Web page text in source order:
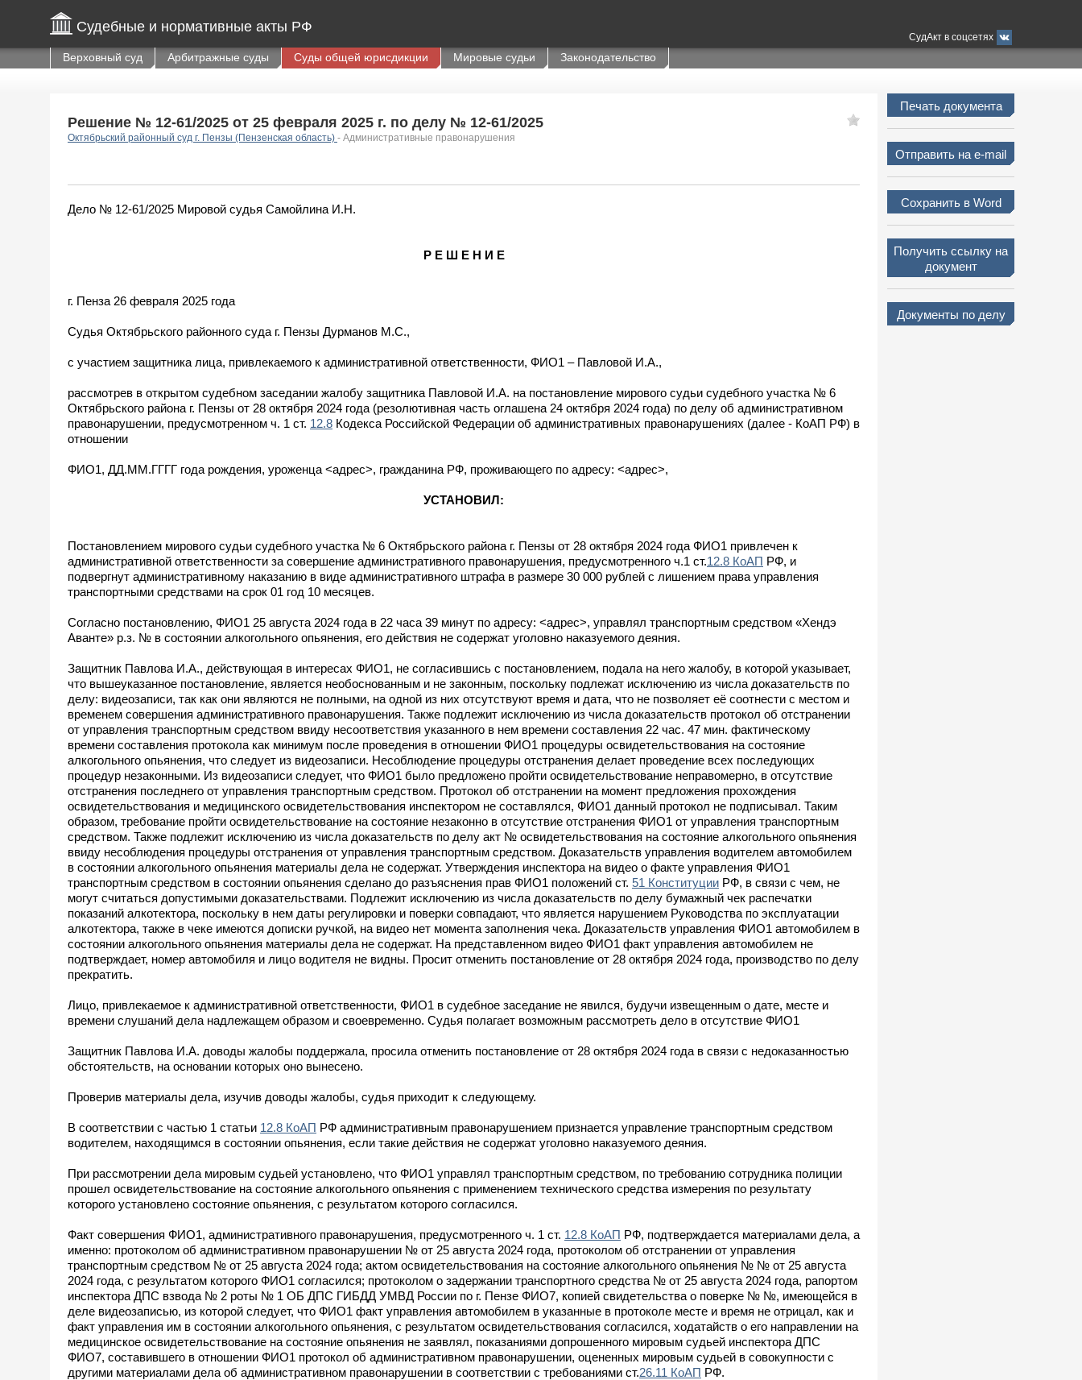
Судебные и нормативные акты РФ
СудАкт в соцсетях
Верховный суд Арбитражные суды Суды общей юрисдикции Мировые судьи Законодательство
Решение № 12-61/2025 от 25 февраля 2025 г. по делу № 12-61/2025
Октябрьский районный суд г. Пензы (Пензенская область) - Административные правонарушения
Дело № 12-61/2025 Мировой судья Самойлина И.Н.
Р Е Ш Е Н И Е
г. Пенза 26 февраля 2025 года
Судья Октябрьского районного суда г. Пензы Дурманов М.С.,
с участием защитника лица, привлекаемого к административной ответственности, ФИО1 – Павловой И.А.,
рассмотрев в открытом судебном заседании жалобу защитника Павловой И.А. на постановление мирового судьи судебного участка № 6
Октябрьского района г. Пензы от 28 октября 2024 года (резолютивная часть оглашена 24 октября 2024 года) по делу об административном
правонарушении, предусмотренном ч. 1 ст. 12.8 Кодекса Российской Федерации об административных правонарушениях (далее - КоАП РФ) в
отношении
ФИО1, ДД.ММ.ГГГГ года рождения, уроженца <адрес>, гражданина РФ, проживающего по адресу: <адрес>,
УСТАНОВИЛ:
Постановлением мирового судьи судебного участка № 6 Октябрьского района г. Пензы от 28 октября 2024 года ФИО1 привлечен к
административной ответственности за совершение административного правонарушения, предусмотренного ч.1 ст.12.8 КоАП РФ, и
подвергнут административному наказанию в виде административного штрафа в размере 30 000 рублей с лишением права управления
транспортными средствами на срок 01 год 10 месяцев.
Согласно постановлению, ФИО1 25 августа 2024 года в 22 часа 39 минут по адресу: <адрес>, управлял транспортным средством «Хендэ
Аванте» р.з. № в состоянии алкогольного опьянения, его действия не содержат уголовно наказуемого деяния.
Защитник Павлова И.А., действующая в интересах ФИО1, не согласившись с постановлением, подала на него жалобу, в которой указывает,
что вышеуказанное постановление, является необоснованным и не законным, поскольку подлежат исключению из числа доказательств по
делу: видеозаписи, так как они являются не полными, на одной из них отсутствуют время и дата, что не позволяет её соотнести с местом и
временем совершения административного правонарушения. Также подлежит исключению из числа доказательств протокол об отстранении
от управления транспортным средством ввиду несоответствия указанного в нем времени составления 22 час. 47 мин. фактическому
времени составления протокола как минимум после проведения в отношении ФИО1 процедуры освидетельствования на состояние
алкогольного опьянения, что следует из видеозаписи. Несоблюдение процедуры отстранения делает проведение всех последующих
процедур незаконными. Из видеозаписи следует, что ФИО1 было предложено пройти освидетельствование неправомерно, в отсутствие
отстранения последнего от управления транспортным средством. Протокол об отстранении на момент предложения прохождения
освидетельствования и медицинского освидетельствования инспектором не составлялся, ФИО1 данный протокол не подписывал. Таким
образом, требование пройти освидетельствование на состояние незаконно в отсутствие отстранения ФИО1 от управления транспортным
средством. Также подлежит исключению из числа доказательств по делу акт № освидетельствования на состояние алкогольного опьянения
ввиду несоблюдения процедуры отстранения от управления транспортным средством. Доказательств управления водителем автомобилем
в состоянии алкогольного опьянения материалы дела не содержат. Утверждения инспектора на видео о факте управления ФИО1
транспортным средством в состоянии опьянения сделано до разъяснения прав ФИО1 положений ст. 51 Конституции РФ, в связи с чем, не
могут считаться допустимыми доказательствами. Подлежит исключению из числа доказательств по делу бумажный чек распечатки
показаний алкотектора, поскольку в нем даты регулировки и поверки совпадают, что является нарушением Руководства по эксплуатации
алкотектора, также в чеке имеются дописки ручкой, на видео нет момента заполнения чека. Доказательств управления ФИО1 автомобилем в
состоянии алкогольного опьянения материалы дела не содержат. На представленном видео ФИО1 факт управления автомобилем не
подтверждает, номер автомобиля и лицо водителя не видны. Просит отменить постановление от 28 октября 2024 года, производство по делу
прекратить.
Лицо, привлекаемое к административной ответственности, ФИО1 в судебное заседание не явился, будучи извещенным о дате, месте и
времени слушаний дела надлежащем образом и своевременно. Судья полагает возможным рассмотреть дело в отсутствие ФИО1
Защитник Павлова И.А. доводы жалобы поддержала, просила отменить постановление от 28 октября 2024 года в связи с недоказанностью
обстоятельств, на основании которых оно вынесено.
Проверив материалы дела, изучив доводы жалобы, судья приходит к следующему.
В соответствии с частью 1 статьи 12.8 КоАП РФ административным правонарушением признается управление транспортным средством
водителем, находящимся в состоянии опьянения, если такие действия не содержат уголовно наказуемого деяния.
При рассмотрении дела мировым судьей установлено, что ФИО1 управлял транспортным средством, по требованию сотрудника полиции
прошел освидетельствование на состояние алкогольного опьянения с применением технического средства измерения по результату
которого установлено состояние опьянения, с результатом которого согласился.
Факт совершения ФИО1, административного правонарушения, предусмотренного ч. 1 ст. 12.8 КоАП РФ, подтверждается материалами дела, а
именно: протоколом об административном правонарушении № от 25 августа 2024 года, протоколом об отстранении от управления
транспортным средством № от 25 августа 2024 года; актом освидетельствования на состояние алкогольного опьянения № № от 25 августа
2024 года, с результатом которого ФИО1 согласился; протоколом о задержании транспортного средства № от 25 августа 2024 года, рапортом
инспектора ДПС взвода № 2 роты № 1 ОБ ДПС ГИБДД УМВД России по г. Пензе ФИО7, копией свидетельства о поверке № №, имеющейся в
деле видеозаписью, из которой следует, что ФИО1 факт управления автомобилем в указанные в протоколе месте и время не отрицал, как и
факт управления им в состоянии алкогольного опьянения, с результатом освидетельствования согласился, ходатайств о его направлении на
медицинское освидетельствование на состояние опьянения не заявлял, показаниями допрошенного мировым судьей инспектора ДПС
ФИО7, составившего в отношении ФИО1 протокол об административном правонарушении, оцененных мировым судьей в совокупности с
другими материалами дела об административном правонарушении в соответствии с требованиями ст.26.11 КоАП РФ.
Печать документа
Отправить на e-mail
Сохранить в Word
Получить ссылку на
документ
Документы по делу